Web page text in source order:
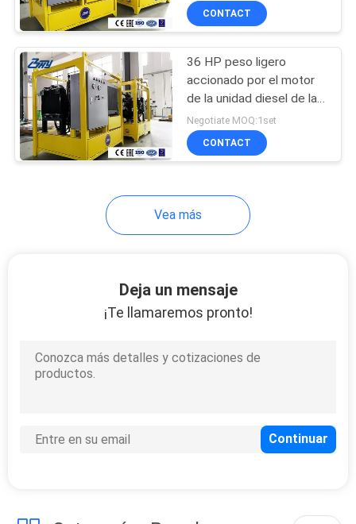
CONTACT
36 HP peso ligero
accionado por el motor
de la unidad diesel de la
energía hydráulica de 28
kilovatios 90 l/min
Negotiate MOQ:1set
CONTACT
Vea más
Deja un mensaje
¡Te llamaremos pronto!